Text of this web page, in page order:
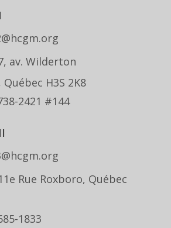
av. Wilderton
H3S 2K8
2421 #144
Rue Roxboro, Québec
1833